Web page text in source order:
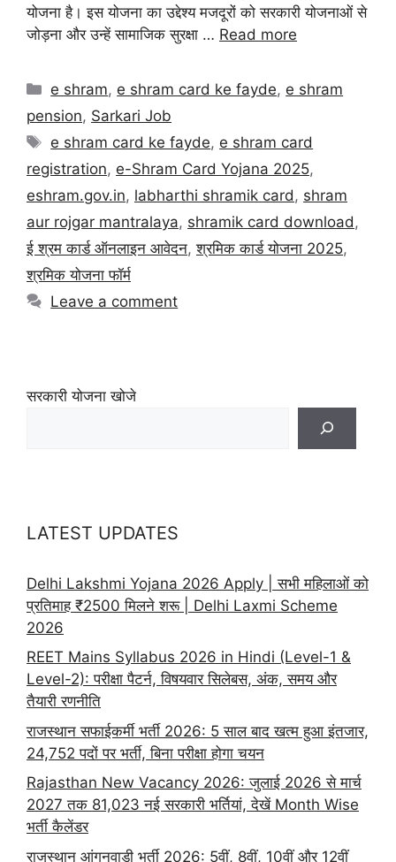
योजना है। इस योजना का उद्देश्य मजदूरों को सरकारी योजनाओं से
जोड़ना और उन्हें सामाजिक सुरक्षा … Read more
e shram, e shram card ke fayde, e shram
pension, Sarkari Job
e shram card ke fayde, e shram card
registration, e-Shram Card Yojana 2025,
eshram.gov.in, labharthi shramik card , shram
aur rojgar mantralaya, shramik card download ,
ई श्रम कार्ड ऑनलाइन आवेदन,श्रमिक कार्ड योजना 2025,
श्रमिक योजना फॉर्म
Leave a comment
सरकारी योजना खोजे
LATEST UPDATES
Delhi Lakshmi Yojana 2026 Apply | सभी महिलाओं को
प्रतिमाह ₹2500 मिलने शरू | Delhi Laxmi Scheme
2026
REET Mains Syllabus 2026 in Hindi (Level-1 &
Level-2): परीक्षा पैटर्न, विषयवार सिलेबस, अंक, समय और
तैयारी रणनीति
राजस्थान सफाईकर्मी भर्ती 2026: 5 साल बाद खत्म हुआ इंतजार,
24,752 पदों पर भर्ती, बिना परीक्षा होगा चयन
Rajasthan New Vacancy 2026: जुलाई 2026 से मार्च
2027 तक 81,023 नई सरकारी भर्तियां, देखें Month Wise
भर्ती कैलेंडर
राजस्थान आंगनवाड़ी भर्ती 2026: 5वीं, 8वीं, 10वीं और 12वीं